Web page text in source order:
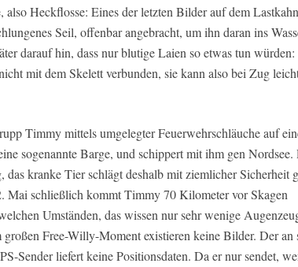
also Heckflosse: Eines der letzten Bilder auf dem
Seil, offenbar angebracht, um ihn daran ins
darauf hin, dass nur blutige Laien so etwas tun
mit dem Skelett verbunden, sie kann also bei Zug
Timmy mittels umgelegter Feuerwehrschläuche auf
sogenannte Barge, und schippert mit ihm gen Nordsee.
das kranke Tier schlägt deshalb mit ziemlicher Sicherheit
Mai schließlich kommt Timmy 70 Kilometer vor Skagen
Umständen, das wissen nur sehr wenige
großen Free-Willy-Moment existieren keine Bilder. Der an
Sender liefert keine Positionsdaten. Da er nur sendet,